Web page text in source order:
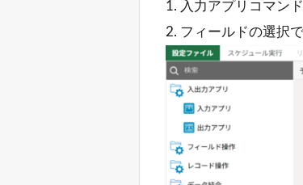
1. 入力アプリコマン
2. フィールドの選択